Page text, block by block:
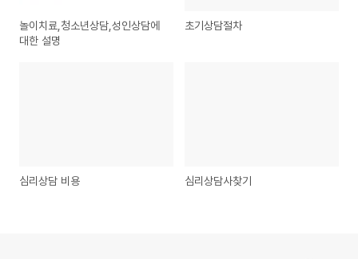
놀이치료,청소년상담,성인상담에
대한 설명
초기상담절차
심리상담 비용 심리상담사찾기